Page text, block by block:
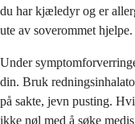
du har kjæledyr og er
ute av soverommet hjelpe.
Under
din. Bruk
på sakte, jevn pusting.
ikke nøl med å søke